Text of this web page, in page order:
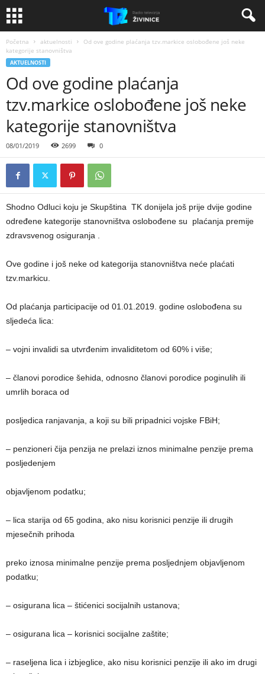
Početna aktuelnosti
Od ove godine plaćanja tzv.markice oslobođene još neke
kategorije stanovništva
AKTUELNOSTI
Od ove godine plaćanja
tzv.markice oslobođene još neke
kategorije stanovništva
08/01/2019 2699 0
Shodno Odluci koju je Skupština TK donijela još prije dvije godine
određene kategorije stanovništva oslobođene su plaćanja premije
zdravsvenog osiguranja .
Ove godine i još neke od kategorija stanovništva neće plaćati
tzv.markicu.
Od plaćanja participacije od 01.01.2019. godine oslobođena su
sljedeća lica:
– vojni invalidi sa utvrđenim invaliditetom od 60% i više;
– članovi porodice šehida, odnosno članovi porodice poginulih ili
umrlih boraca od
posljedica ranjavanja, a koji su bili pripadnici vojske FBiH;
– penzioneri čija penzija ne prelazi iznos minimalne penzije prema
posljedenjem
objavljenom podatku;
– lica starija od 65 godina, ako nisu korisnici penzije ili drugih
mjesečnih prihoda
preko iznosa minimalne penzije prema posljednjem objavljenom
podatku;
– osigurana lica – štićenici socijalnih ustanova;
– osigurana lica – korisnici socijalne zaštite;
– raseljena lica i izbjeglice, ako nisu korisnici penzije ili ako im drugi